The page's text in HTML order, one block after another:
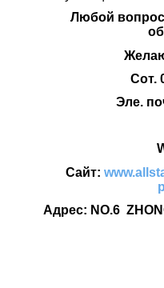
Любой
Сот.
Эле.
Сайт:
Адрес: NO.6